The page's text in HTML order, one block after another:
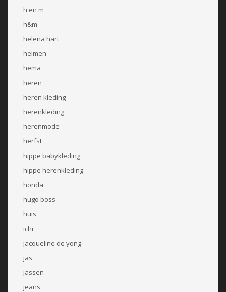
h en m
h&m
helena hart
helmen
hema
heren
heren kleding
herenkleding
herenmode
herfst
hippe babykleding
hippe herenkleding
honda
hugo boss
huis
ichi
jacqueline de yong
jas
jassen
jeans